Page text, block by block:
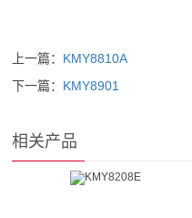
上一篇： KMY8810A
下一篇： KMY8901
相关产品